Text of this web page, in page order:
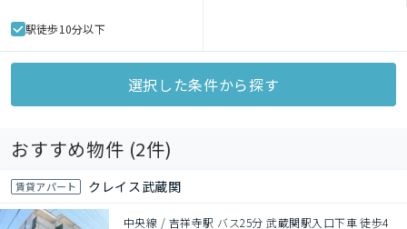
駅徒歩10分以下
選択した条件から探す
おすすめ物件 (2件)
賃貸アパート クレイス武蔵関
中央線 / 吉祥寺駅 バス25分 武蔵関駅入口下車 徒歩4